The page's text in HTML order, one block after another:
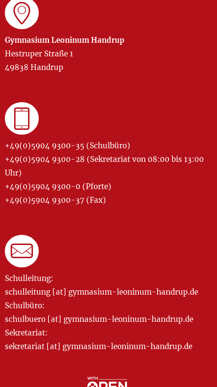
Gymnasium Leoninum Handrup
Hestruper Straße 1
49838 Handrup
+49(0)5904 9300-35 (Schulbüro)
+49(0)5904 9300-28 (Sekretariat von 08:00 bis 13:00
Uhr)
+49(0)5904 9300-0 (Pforte)
+49(0)5904 9300-37 (Fax)
Schulleitung:
schulleitung [at] gymnasium-leoninum-handrup.de
Schulbüro:
schulbuero [at] gymnasium-leoninum-handrup.de
Sekretariat:
sekretariat [at] gymnasium-leoninum-handrup.de